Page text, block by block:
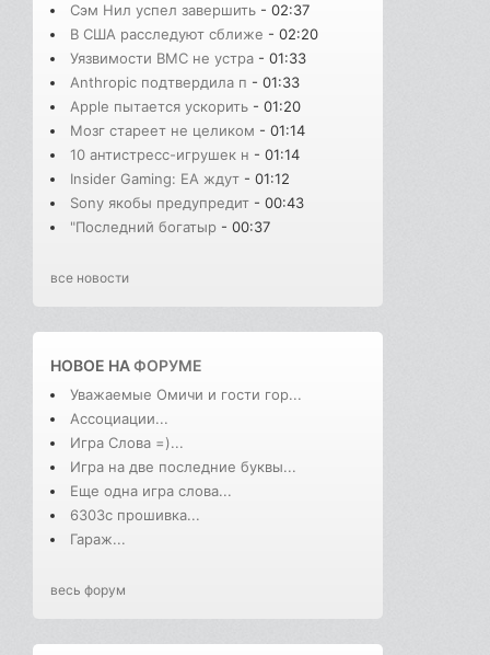
Сэм Нил успел завершить - 02:37
В США расследуют сближе - 02:20
Уязвимости BMC не устра - 01:33
Anthropic подтвердила п - 01:33
Apple пытается ускорить - 01:20
Мозг стареет не целиком - 01:14
10 антистресс-игрушек н - 01:14
Insider Gaming: EA ждут - 01:12
Sony якобы предупредит - 00:43
"Последний богатыр - 00:37
все новости
НОВОЕ НАФОРУМЕ
Уважаемые Омичи и гости гор...
Ассоциации...
Игра Слова =)...
Игра на две последние буквы...
Еще одна игра слова...
6303с прошивка...
Гараж...
весь форум